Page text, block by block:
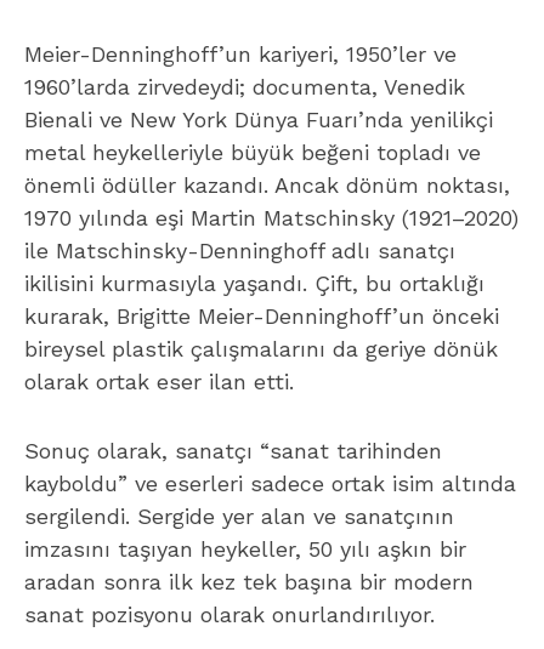
Meier-Denninghoff’un kariyeri, 1950’ler ve
1960’larda zirvedeydi; documenta, Venedik
Bienali ve New York Dünya Fuarı’nda yenilikçi
metal heykelleriyle büyük beğeni topladı ve
önemli ödüller kazandı. Ancak dönüm noktası,
1970 yılında eşi Martin Matschinsky (1921–2020)
ile Matschinsky-Denninghoff adlı sanatçı
ikilisini kurmasıyla yaşandı. Çift, bu ortaklığı
kurarak, Brigitte Meier-Denninghoff’un önceki
bireysel plastik çalışmalarını da geriye dönük
olarak ortak eser ilan etti.
Sonuç olarak, sanatçı “sanat tarihinden
kayboldu” ve eserleri sadece ortak isim altında
sergilendi. Sergide yer alan ve sanatçının
imzasını taşıyan heykeller, 50 yılı aşkın bir
aradan sonra ilk kez tek başına bir modern
sanat pozisyonu olarak onurlandırılıyor.